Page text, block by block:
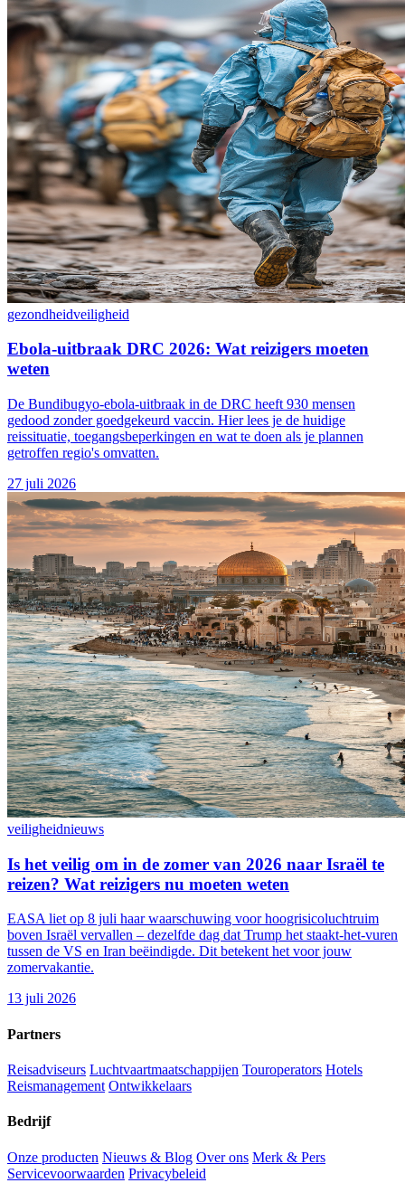
gezondheidveiligheid
Ebola-uitbraak DRC 2026: Wat reizigers moeten
weten
De Bundibugyo-ebola-uitbraak in de DRC heeft 930 mensen
gedood zonder goedgekeurd vaccin. Hier lees je de huidige
reissituatie, toegangsbeperkingen en wat te doen als je plannen
getroffen regio's omvatten.
27 juli 2026
veiligheidnieuws
Is het veilig om in de zomer van 2026 naar Israël te
reizen? Wat reizigers nu moeten weten
EASA liet op 8 juli haar waarschuwing voor hoogrisicoluchtruim
boven Israël vervallen – dezelfde dag dat Trump het staakt-het-vuren
tussen de VS en Iran beëindigde. Dit betekent het voor jouw
zomervakantie.
13 juli 2026
Partners
Reisadviseurs Luchtvaartmaatschappijen Touroperators Hotels
Reismanagement Ontwikkelaars
Bedrijf
Onze producten Nieuws & Blog Over ons Merk & Pers
Servicevoorwaarden Privacybeleid